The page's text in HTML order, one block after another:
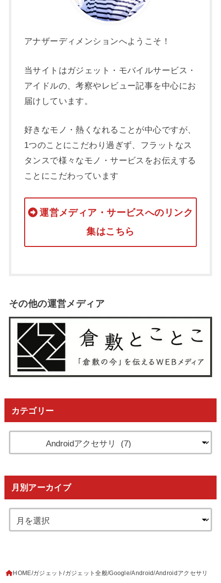
アナザーディメンションへようこそ！
当サイトはガジェット・モバイルサービス・
アイドルの、考察やレビュー記事を中心にお
届けしています。
好きなモノ・熱くなれることが中心ですが、
1つのことにこだわり過ぎず、フラットなス
タンスで様々なモノ・サービスをお伝えする
ことにこだわっています
運営メディア・サービスへのリンク
集はこちら
その他の運営メディア
カテゴリー
月別アーカイブ
HOME ガジェット ガジェット全般 Google Android Androidアクセサリ